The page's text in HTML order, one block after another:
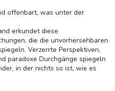
offenbart, was unter der
erkundet diese
die die unvorhersehbaren
Verzerrte Perspektiven,
paradoxe Durchgänge spiegeln
in der nichts so ist, wie es